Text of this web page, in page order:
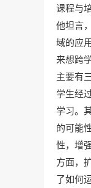
课程与
他坦言
域的应
来想跨
主要有
学生经
学习。
的可能
性，增
方面，
了如何